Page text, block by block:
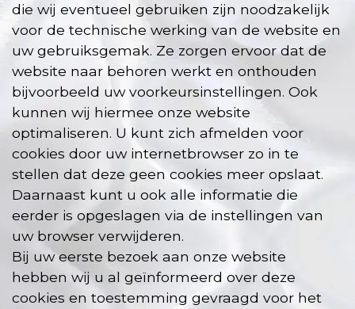
die wij eventueel gebruiken zijn noodzakelijk
voor de technische werking van de website en
uw gebruiksgemak. Ze zorgen ervoor dat de
website naar behoren werkt en onthouden
bijvoorbeeld uw voorkeursinstellingen. Ook
kunnen wij hiermee onze website
optimaliseren. U kunt zich afmelden voor
cookies door uw internetbrowser zo in te
stellen dat deze geen cookies meer opslaat.
Daarnaast kunt u ook alle informatie die
eerder is opgeslagen via de instellingen van
uw browser verwijderen.
Bij uw eerste bezoek aan onze website
hebben wij u al geïnformeerd over deze
cookies en toestemming gevraagd voor het